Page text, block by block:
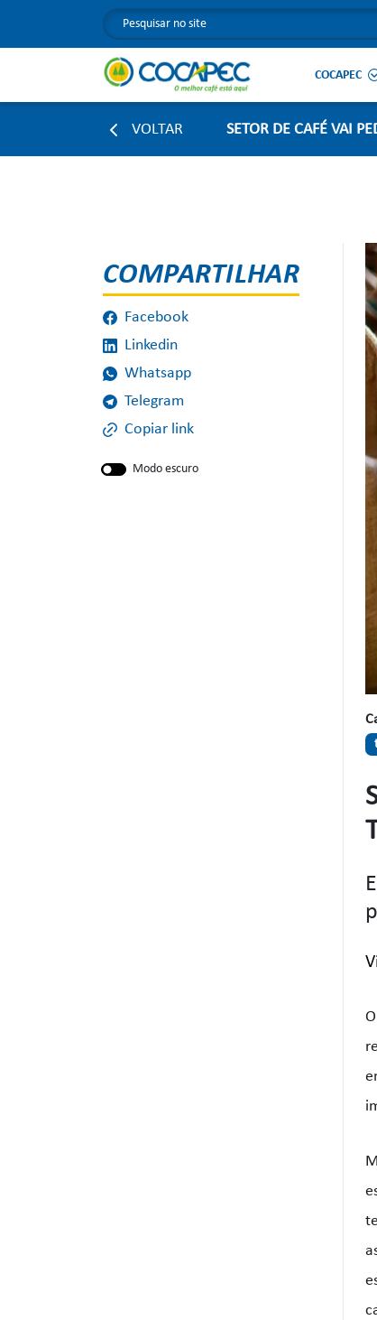
COCAPEC
VOLTAR SETOR DE CAFÉ VAI
COMPARTILHAR
Facebook
Linkedin
Whatsapp
Telegram
Copiar link
Modo escuro